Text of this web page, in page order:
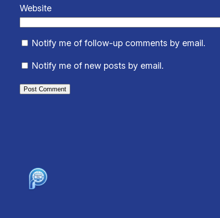
Website
Notify me of follow-up comments by email.
Notify me of new posts by email.